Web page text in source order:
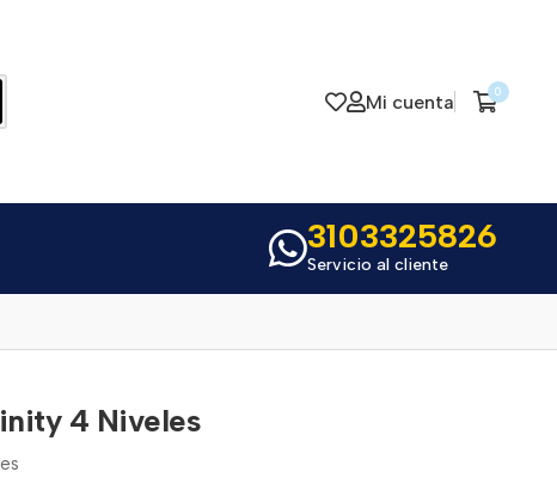
Mi cuenta 0
3103325826
Servicio al cliente
4 Niveles